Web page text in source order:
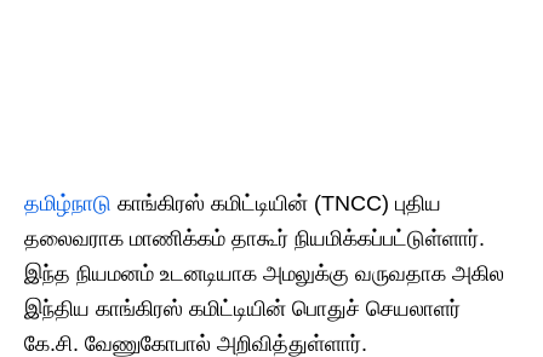
தமிழ்நாடு காங்கிரஸ் கமிட்டியின் (TNCC) புதிய
தலைவராக மாணிக்கம் தாகூர் நியமிக்கப்பட்டுள்ளார்.
இந்த நியமனம் உடனடியாக அமலுக்கு வருவதாக அகில
இந்திய காங்கிரஸ் கமிட்டியின் பொதுச் செயலாளர்
கே.சி. வேணுகோபால் அறிவித்துள்ளார்.